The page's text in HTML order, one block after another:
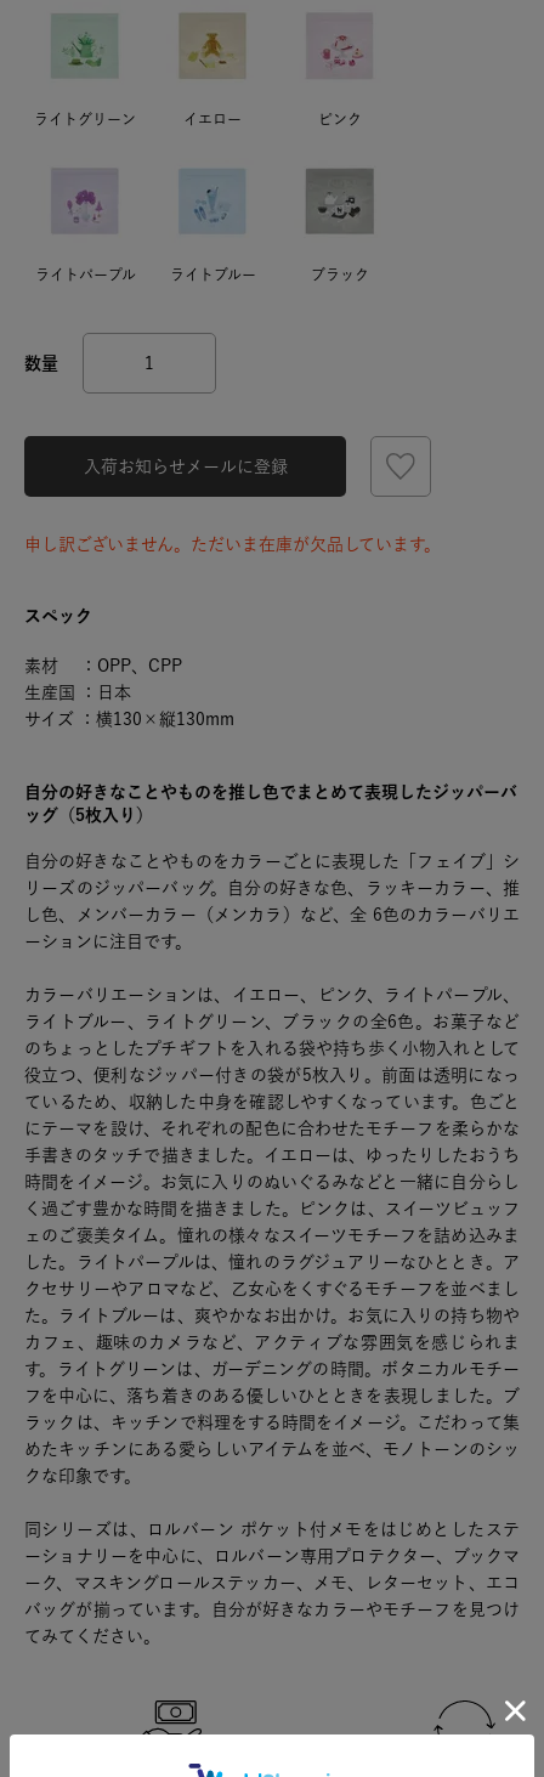
ライトグリーン イエロー ピンク
ライトパープル ライトブルー ブラック
入荷お知らせメールに登録
申し訳ございません。ただいま在庫が欠品しています。
スペック
素材 ：OPP、CPP
生産国 ：日本
サイズ ：横130×縦130mm
自分の好きなことやものを推し色でまとめて表現したジッパーバ
ッグ（5枚入り）
自分の好きなことやものをカラーごとに表現した「フェイブ」シ
リーズのジッパーバッグ。自分の好きな色、ラッキーカラー、推
し色、メンバーカラー（メンカラ）など、全 6色のカラーバリエ
ーションに注目です。
カラーバリエーションは、イエロー、ピンク、ライトパープル、
ライトブルー、ライトグリーン、ブラックの全6色。お菓子など
のちょっとしたプチギフトを入れる袋や持ち歩く小物入れとして
役立つ、便利なジッパー付きの袋が5枚入り。前面は透明になっ
ているため、収納した中身を確認しやすくなっています。色ごと
にテーマを設け、それぞれの配色に合わせたモチーフを柔らかな
手書きのタッチで描きました。イエローは、ゆったりしたおうち
時間をイメージ。お気に入りのぬいぐるみなどと一緒に自分らし
く過ごす豊かな時間を描きました。ピンクは、スイーツビュッフ
ェのご褒美タイム。憧れの様々なスイーツモチーフを詰め込みま
した。ライトパープルは、憧れのラグジュアリーなひととき。ア
クセサリーやアロマなど、乙女心をくすぐるモチーフを並べまし
た。ライトブルーは、爽やかなお出かけ。お気に入りの持ち物や
カフェ、趣味のカメラなど、アクティブな雰囲気を感じられま
す。ライトグリーンは、ガーデニングの時間。ボタニカルモチー
フを中心に、落ち着きのある優しいひとときを表現しました。ブ
ラックは、キッチンで料理をする時間をイメージ。こだわって集
めたキッチンにある愛らしいアイテムを並べ、モノトーンのシッ
クな印象です。
同シリーズは、ロルバーン ポケット付メモをはじめとしたステ
ーショナリーを中心に、ロルバーン専用プロテクター、ブックマ
ーク、マスキングロールステッカー、メモ、レターセット、エコ
バッグが揃っています。自分が好きなカラーやモチーフを見つけ
てみてください。